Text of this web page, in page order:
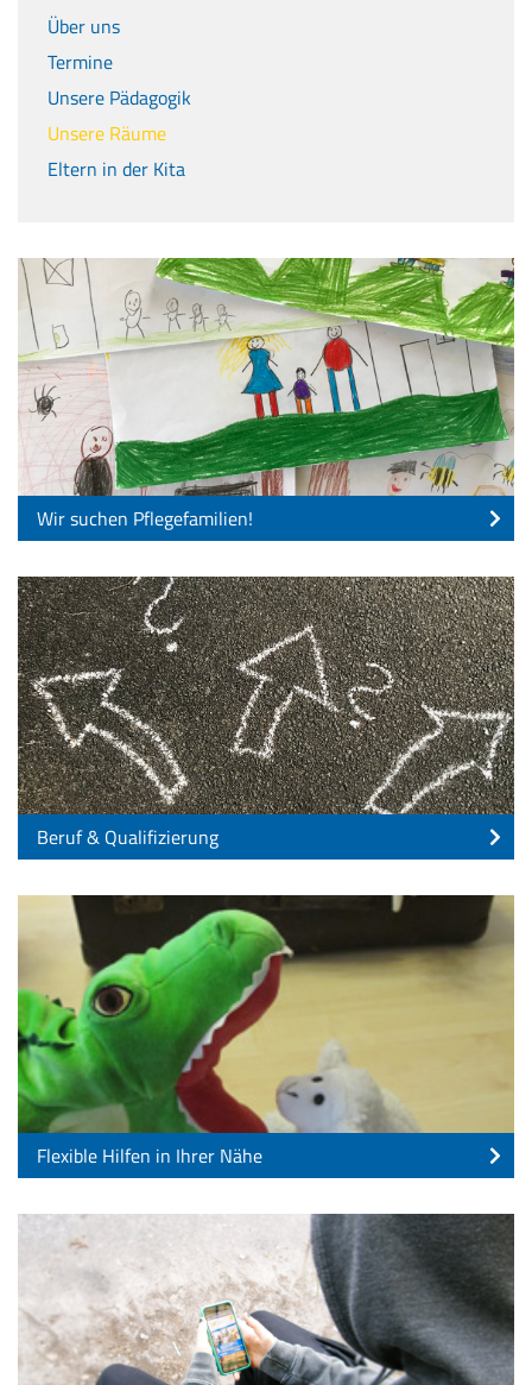
Über uns
Termine
Unsere Pädagogik
Unsere Räume
Eltern in der Kita
Wir suchen Pflegefamilien!
Beruf & Qualifizierung
Flexible Hilfen in Ihrer Nähe